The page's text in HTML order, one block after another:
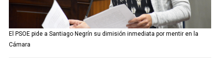
El PSOE pide a Santiago Negrín su dimisión inmediata por mentir en la
Cámara